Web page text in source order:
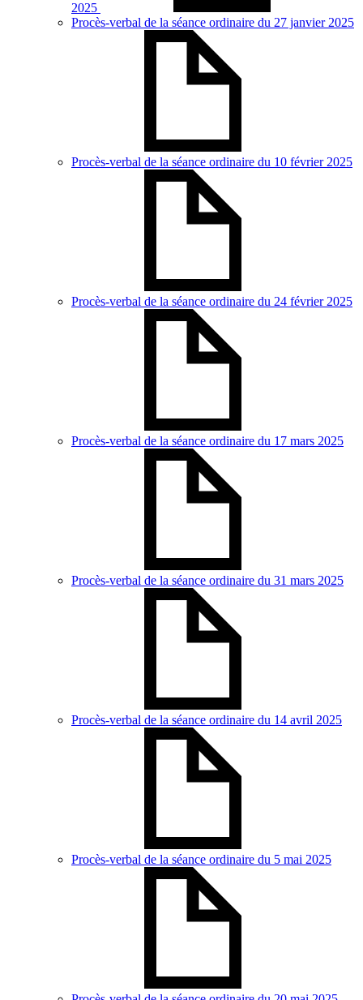
2025
Procès-verbal de la séance ordinaire du 27 janvier 2025
Procès-verbal de la séance ordinaire du 10 février 2025
Procès-verbal de la séance ordinaire du 24 février 2025
Procès-verbal de la séance ordinaire du 17 mars 2025
Procès-verbal de la séance ordinaire du 31 mars 2025
Procès-verbal de la séance ordinaire du 14 avril 2025
Procès-verbal de la séance ordinaire du 5 mai 2025